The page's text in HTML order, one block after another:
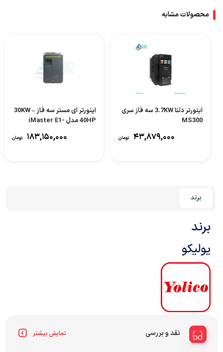
محصولات مشابه
اینورتر دلتا 3.7KW سه فاز سری
MS300
۴۳,۸۷۹,۰۰۰ تومان
اینورتر ای مستر سه فاز 30KW –
40HP مدل iMaster E1-
۱۸۳,۱۵۰,۰۰۰ تومان
برند
برند
یولیکو
نقد و بررسی نمایش بیشتر